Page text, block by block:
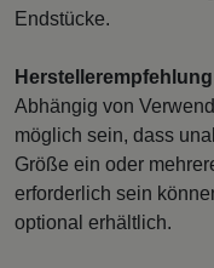
Endstücke.
Abhängig von
möglich sein, dass
Größe ein oder
erforderlich sein
optional erhältlich.